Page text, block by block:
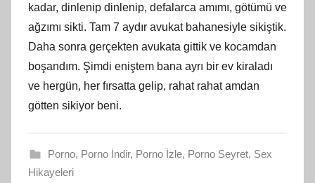
kadar, dinlenip dinlenip, defalarca amımı, götümü ve
ağzımı sikti. Tam 7 aydır avukat bahanesiyle sikiştik.
Daha sonra gerçekten avukata gittik ve kocamdan
boşandım. Şimdi eniştem bana ayrı bir ev kiraladı
ve hergün, her fırsatta gelip, rahat rahat amdan
götten sikiyor beni.
Porno, Porno İndir, Porno İzle, Porno Seyret, Sex
Hikayeleri